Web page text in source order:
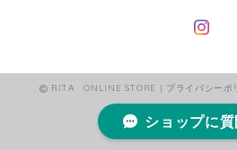
RITA ONLINE STORE | プライバシーポ
ショップに